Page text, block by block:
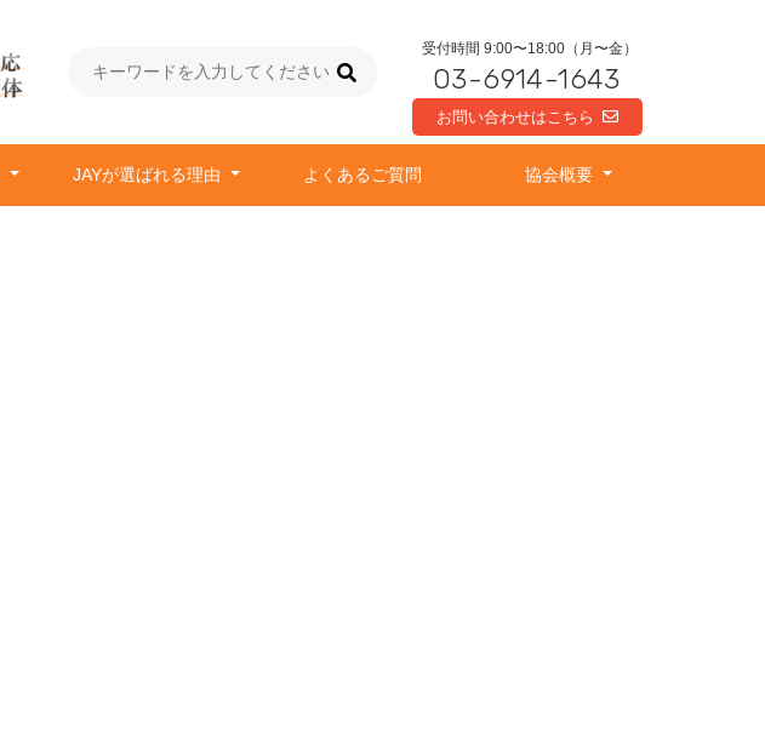
受付時間 9:00〜18:00（月〜金）
03-6914-1643
お問い合わせはこちら
JAYが選ばれる理由 よくあるご質問 協会概要